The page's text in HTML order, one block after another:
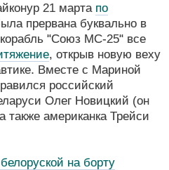
21 марта по
прервана буквально в
"Союз МС-25" все
, открыв новую веху
Вместе с Мариной
российский
Олег Новицкий (он
также американка Трейси
на борту